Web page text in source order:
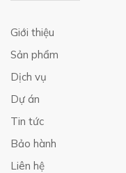
Giới thiệu
Sản phẩm
Dịch vụ
Dự án
Tin tức
Bảo hành
Liên hệ